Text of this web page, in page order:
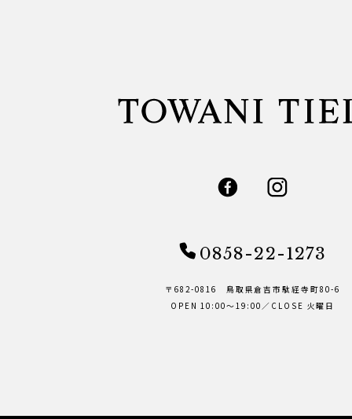
0858-22-1273
〒682-0816 鳥取県倉吉市駄経寺町80-6
OPEN 10:00～19:00／CLOSE 火曜日